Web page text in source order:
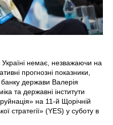
немає, незважаючи на
прогнозні показники,
держави Валерія
та державні інститути
на 11-й Щорічній
стратегії» (YES) у суботу в